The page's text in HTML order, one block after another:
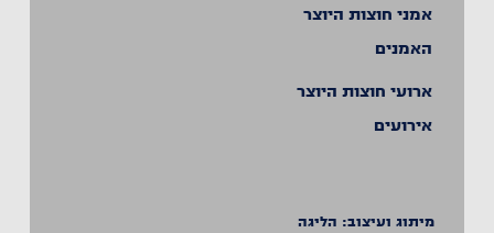
אמני חוצות היוצר
האמנים
ארועי חוצות היוצר
אירועים
מיתוג ועיצוב: הליגה